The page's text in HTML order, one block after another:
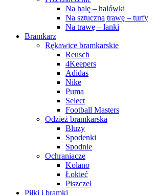
Na halę – halówki
Na sztuczną trawę – turfy
Na trawę – lanki
Bramkarz
Rękawice bramkarskie
Reusch
4Keepers
Adidas
Nike
Puma
Select
Football Masters
Odzież bramkarska
Bluzy
Spodenki
Spodnie
Ochraniacze
Kolano
Łokieć
Piszczel
Piłki i bramki